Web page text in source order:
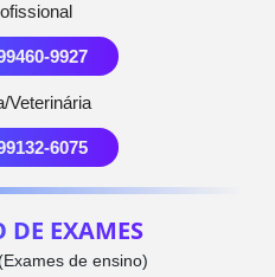
9927
Veterinária
6075
EXAMES
(Exames de ensino)